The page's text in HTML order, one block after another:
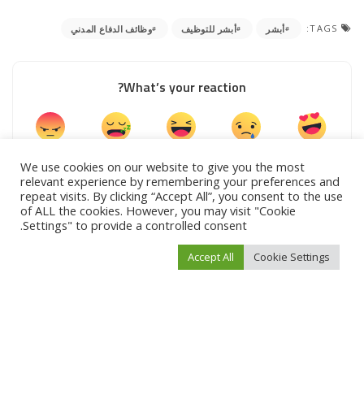
TAGS: أبشر أبشر للتوظيف وظائف الدفاع المدني
What’s your reaction?
0
We use cookies on our website to give you the most
relevant experience by remembering your preferences and
repeat visits. By clicking “Accept All”, you consent to the use
of ALL the cookies. However, you may visit "Cookie
Settings" to provide a controlled consent.
Cookie Settings
Accept All